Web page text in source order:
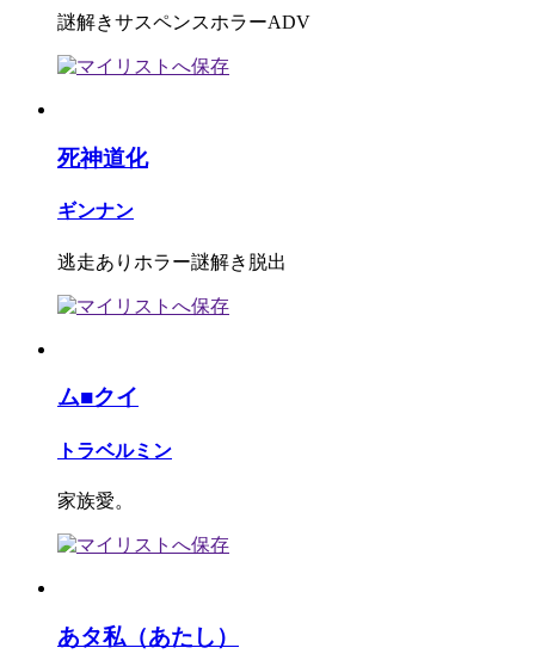
謎解きサスペンスホラーADV
死神道化
ギンナン
逃走ありホラー謎解き脱出
ム■クイ
トラベルミン
家族愛。
あタ私（あたし）